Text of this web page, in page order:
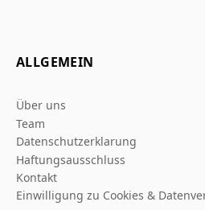
ALLGEMEIN
Über uns
Team
Datenschutzerklarung
Haftungsausschluss
Kontakt
Einwilligung zu Cookies &